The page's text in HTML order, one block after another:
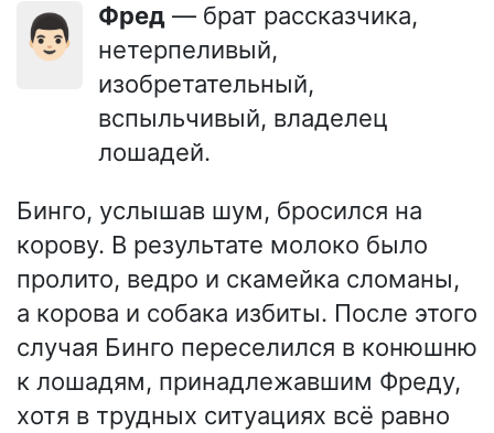
👨🏻 Фред — брат рассказчика,
нетерпеливый,
изобретательный,
вспыльчивый, владелец
лошадей.
Бинго, услышав шум, бросился на
корову. В результате молоко было
пролито, ведро и скамейка сломаны,
а корова и собака избиты. После этого
случая Бинго переселился в конюшню
к лошадям, принадлежавшим Фреду,
хотя в трудных ситуациях всё равно